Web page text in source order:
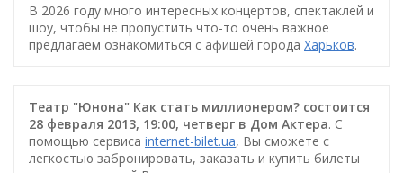
В 2026 году много интересных концертов, спектаклей и
шоу, чтобы не пропустить что-то очень важное
предлагаем ознакомиться с афишей города Харьков.
Театр "Юнона" Как стать миллионером? состоится
28 февраля 2013, 19:00, четверг в Дом Актера. С
помощью сервиса internet-bilet.ua, Вы сможете с
легкостью забронировать, заказать и купить билеты